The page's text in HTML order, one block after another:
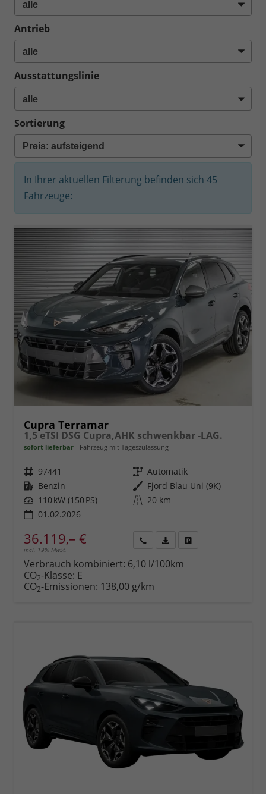
Antrieb
Ausstattungslinie
Sortierung
In Ihrer aktuellen Filterung befinden sich 45
Fahrzeuge:
Cupra Terramar
1,5 eTSI DSG Cupra,AHK schwenkbar -LAG.
sofort lieferbar Fahrzeug mit Tageszulassung
Fahrzeugnr. 97441 Getriebe Automatik
Kraftstoff Benzin Außenfarbe Fjord Blau Uni (9K)
Leistung 110 kW (150 PS) Kilometerstand 20 km
01.02.2026
36.119,– €
incl. 19% MwSt.
anfordern
Datei,
Verbrauch kombiniert: 6,10 l/100km
CO2-Klasse: E
CO2-Emissionen: 138,00 g/km